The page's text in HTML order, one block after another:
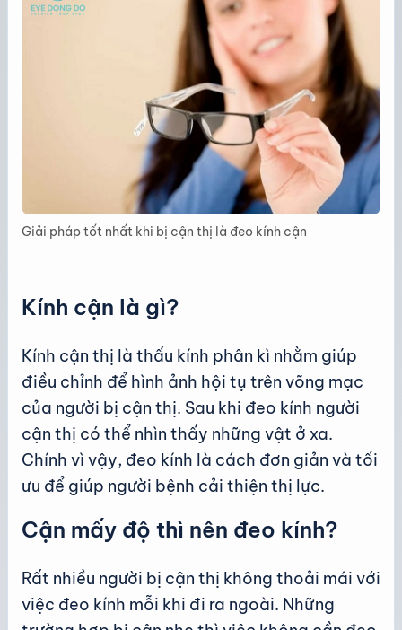
Giải pháp tốt nhất khi bị cận thị là đeo kính cận
Kính cận là gì?
Kính cận thị là thấu kính phân kì nhằm giúp
điều chỉnh để hình ảnh hội tụ trên võng mạc
của người bị cận thị. Sau khi đeo kính người
cận thị có thể nhìn thấy những vật ở xa.
Chính vì vậy, đeo kính là cách đơn giản và tối
ưu để giúp người bệnh cải thiện thị lực.
Cận mấy độ thì nên đeo kính?
Rất nhiều người bị cận thị không thoải mái với
việc đeo kính mỗi khi đi ra ngoài. Những